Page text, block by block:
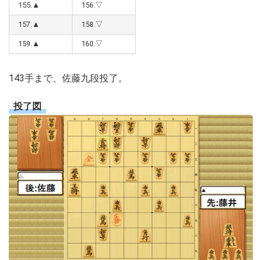
155.▲ 156.▽
157.▲ 158.▽
159.▲ 160.▽
143手まで、佐藤九段投了。
投了図